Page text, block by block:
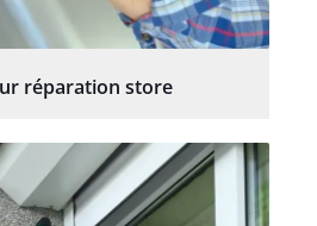
réparation store